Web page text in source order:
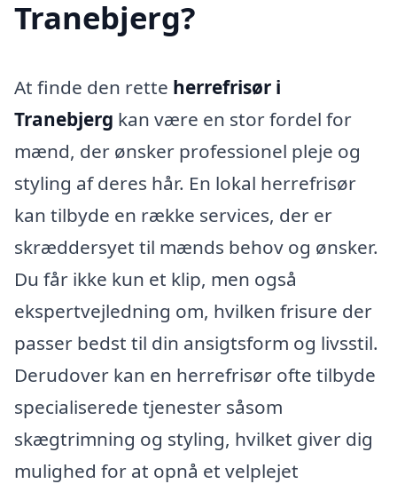
Tranebjerg?
At finde den rette herrefrisør i
Tranebjerg kan være en stor fordel for
mænd, der ønsker professionel pleje og
styling af deres hår. En lokal herrefrisør
kan tilbyde en række services, der er
skræddersyet til mænds behov og ønsker.
Du får ikke kun et klip, men også
ekspertvejledning om, hvilken frisure der
passer bedst til din ansigtsform og livsstil.
Derudover kan en herrefrisør ofte tilbyde
specialiserede tjenester såsom
skægtrimning og styling, hvilket giver dig
mulighed for at opnå et velplejet